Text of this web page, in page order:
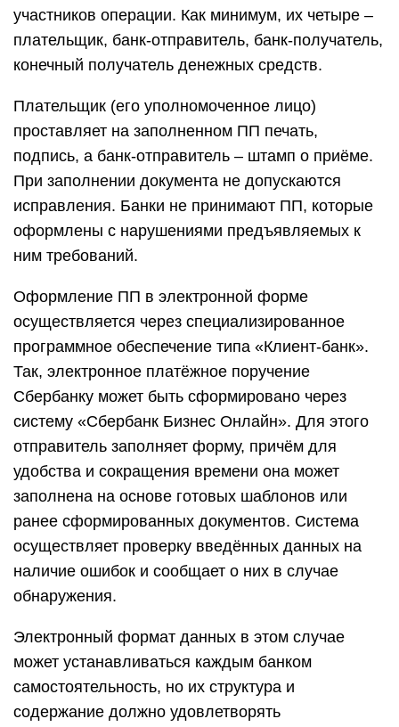
участников операции. Как минимум, их четыре –
плательщик, банк-отправитель, банк-получатель,
конечный получатель денежных средств.
Плательщик (его уполномоченное лицо)
проставляет на заполненном ПП печать,
подпись, а банк-отправитель – штамп о приёме.
При заполнении документа не допускаются
исправления. Банки не принимают ПП, которые
оформлены с нарушениями предъявляемых к
ним требований.
Оформление ПП в электронной форме
осуществляется через специализированное
программное обеспечение типа «Клиент-банк».
Так, электронное платёжное поручение
Сбербанку может быть сформировано через
систему «Сбербанк Бизнес Онлайн». Для этого
отправитель заполняет форму, причём для
удобства и сокращения времени она может
заполнена на основе готовых шаблонов или
ранее сформированных документов. Система
осуществляет проверку введённых данных на
наличие ошибок и сообщает о них в случае
обнаружения.
Электронный формат данных в этом случае
может устанавливаться каждым банком
самостоятельность, но их структура и
содержание должно удовлетворять